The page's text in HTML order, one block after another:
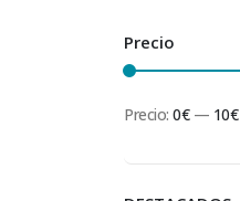
Precio
Precio:0€— 10€